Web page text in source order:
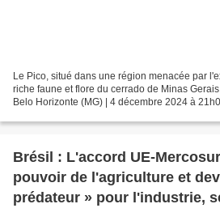
Le Pico, situé dans une région menacée par
riche faune et flore du cerrado de Minas
Belo Horizonte (MG) | 4 décembre 2024 à
Brésil : L'accord UE-
pouvoir de l'agriculture et
prédateur » pour l'industrie,